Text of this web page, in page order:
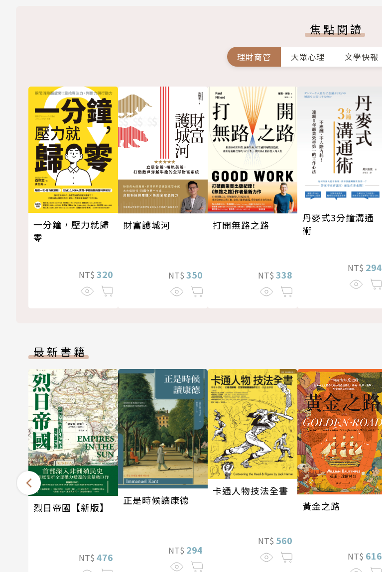
焦點閱讀
理財商管 大眾心理 文學快報
一分鐘，壓力就歸
零
NT$ 320
財富護城河
NT$ 350
打開無路之路
NT$ 338
丹麥式3分鐘溝通
術
NT$ 294
最新書籍
烈日帝國【新版】
NT$ 476
正是時候讀康德
NT$ 294
卡通人物技法全書
NT$ 560
黃金之路
NT$ 616